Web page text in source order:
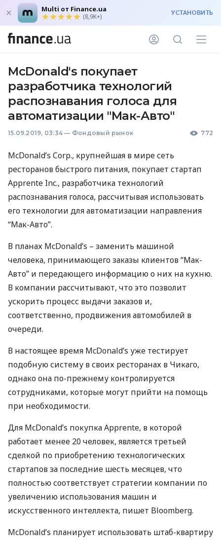
Multi от Finance.ua
(8,9K+) УСТАНОВИТЬ
McDonald's покупает
разработчика технологий
распознавания голоса для
автоматизации "Мак-Авто"
15.09.2019, 03:34 — Фондовый рынок 772
McDonald’s Corp., крупнейшая в мире сеть
ресторанов быстрого питания, покупает стартап
Apprente Inc., разработчика технологий
распознавания голоса, рассчитывая использовать
его технологии для автоматизации направления
“Мак-Авто”.
В планах McDonald’s – заменить машиной
человека, принимающего заказы клиентов “Мак-
Авто” и передающего информацию о них на кухню.
В компании рассчитывают, что это позволит
ускорить процесс выдачи заказов и,
соответственно, продвижения автомобилей в
очереди.
В настоящее время McDonald’s уже тестирует
подобную систему в своих ресторанах в Чикаго,
однако она по-прежнему контролируется
сотрудниками, которые могут прийти на помощь
при необходимости.
Для McDonald’s покупка Apprente, в которой
работает менее 20 человек, является третьей
сделкой по приобретению технологических
стартапов за последние шесть месяцев, что
полностью соответствует стратегии компании по
увеличению использования машин и
искусственного интеллекта, пишет Bloomberg.
McDonald’s планирует использовать штаб-квартиру